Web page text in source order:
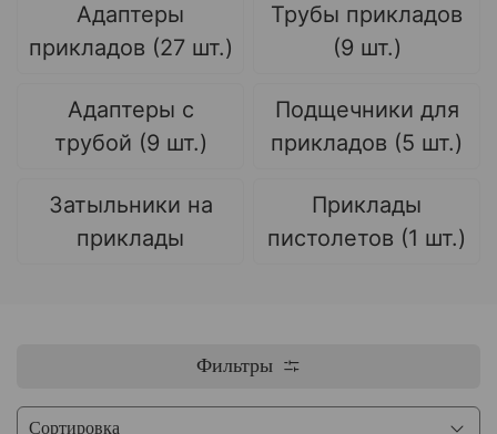
Адаптеры
прикладов (27 шт.)
Трубы прикладов
(9 шт.)
Адаптеры с
трубой (9 шт.)
Подщечники для
прикладов (5 шт.)
Затыльники на
приклады
Приклады
пистолетов (1 шт.)
Фильтры